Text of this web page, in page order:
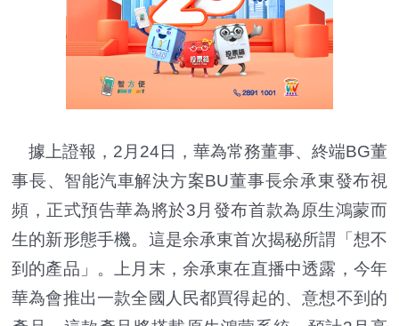
據上證報，2月24日，華為常務董事、終端BG董
事長、智能汽車解決方案BU董事長余承東發布視
頻，正式預告華為將於3月發布首款為原生鴻蒙而
生的新形態手機。這是余承東首次揭秘所謂「想不
到的產品」。上月末，余承東在直播中透露，今年
華為會推出一款全國人民都買得起的、意想不到的